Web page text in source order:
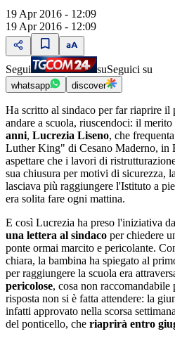
19 Apr 2016 - 12:09
19 Apr 2016 - 12:09
Segui suSeguici su
whatsapp discover
Ha scritto al sindaco per far riaprire il
andare a scuola, riuscendoci: il merito
anni, Lucrezia Liseno, che
Luther King" di Cesano Maderno, in
aspettare che i lavori di
sua chiusura per motivi di sicurezza,
lasciava più raggiungere l'Istituto a
era solita fare ogni mattina.
E così Lucrezia ha preso l'iniziativa
una lettera al sindaco per chiedere
ponte ormai marcito e pericolante.
chiara, la bambina ha spiegato al
per raggiungere la scuola era
pericolose, cosa non
risposta non si è fatta attendere: la
infatti approvato nella scorsa
del ponticello, che riaprirà entro